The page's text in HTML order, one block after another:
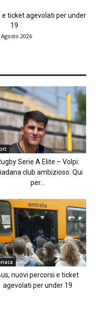
e ticket agevolati per under
19
Agosto 2026
Serie A Elite – Volpi:
club ambizioso. Qui
per...
nuovi percorsi e ticket
agevolati per under 19